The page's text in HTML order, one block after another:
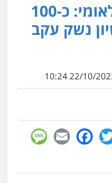
חן ברוך
מעצרים וחקירות
תעבורה מרב"ד
תעבורה אסירים
קמפיין חימוש לאומי: כ-100
נשק עקב
Twitter
Facebook
Email